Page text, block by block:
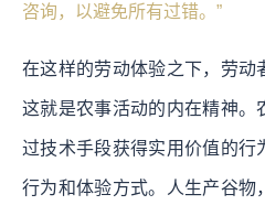
咨询，以避免所有过错。”
在这样的劳动体验之下，劳动
这就是农事活动的内在精神。
过技术手段获得实用价值的行
行为和体验方式。人生产谷物